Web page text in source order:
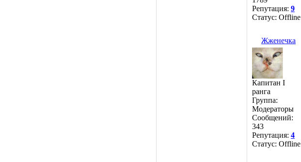
Репутация: 9
Статус: Offline
Жженечка
Капитан I
ранга
Группа:
Модераторы
Сообщений:
343
Репутация: 4
Статус: Offline